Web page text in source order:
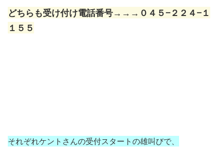
どちらも受け付け電話番号→→→０４５−２２４−１
１５５
それぞれケントさんの受付スタートの雄叫びで、